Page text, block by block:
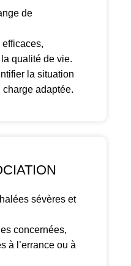
de
qualité de vie.
la situation
charge adaptée.
sévères et
concernées,
à l’errance ou à